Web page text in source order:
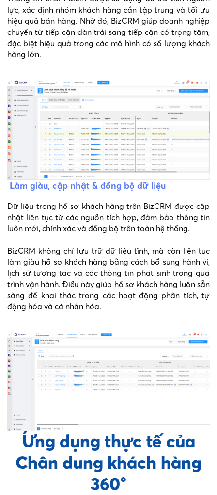
lực, xác định nhóm khách hàng cần tập trung và tối ưu
hiệu quả bán hàng. Nhờ đó, BizCRM giúp doanh nghiệp
chuyển từ tiếp cận dàn trải sang tiếp cận có trọng tâm,
đặc biệt hiệu quả trong các mô hình có số lượng khách
hàng lớn.
Làm giàu, cập nhật & đồng bộ dữ liệu
Dữ liệu trong hồ sơ khách hàng trên BizCRM được cập
nhật liên tục từ các nguồn tích hợp, đảm bảo thông tin
luôn mới, chính xác và đồng bộ trên toàn hệ thống.
BizCRM không chỉ lưu trữ dữ liệu tĩnh, mà còn liên tục
làm giàu hồ sơ khách hàng bằng cách bổ sung hành vi,
lịch sử tương tác và các thông tin phát sinh trong quá
trình vận hành. Điều này giúp hồ sơ khách hàng luôn sẵn
sàng để khai thác trong các hoạt động phân tích, tự
động hóa và cá nhân hóa.
Ứng dụng thực tế của
Chân dung khách hàng
360°